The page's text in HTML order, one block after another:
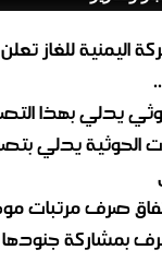
يدلي بهذا
الحوثية يدلي
صرف مرتبات
بمشاركة